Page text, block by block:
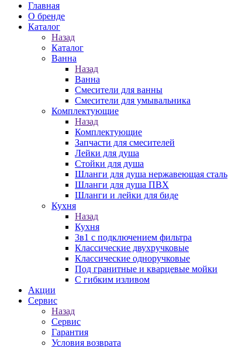
Главная
О бренде
Каталог
Назад
Каталог
Ванна
Назад
Ванна
Смесители для ванны
Смесители для умывальника
Комплектующие
Назад
Комплектующие
Запчасти для смесителей
Лейки для душа
Стойки для душа
Шланги для душа нержавеющая сталь
Шланги для душа ПВХ
Шланги и лейки для биде
Кухня
Назад
Кухня
3в1 с подключением фильтра
Классические двухручковые
Классические одноручковые
Под гранитные и кварцевые мойки
С гибким изливом
Акции
Сервис
Назад
Сервис
Гарантия
Условия возврата